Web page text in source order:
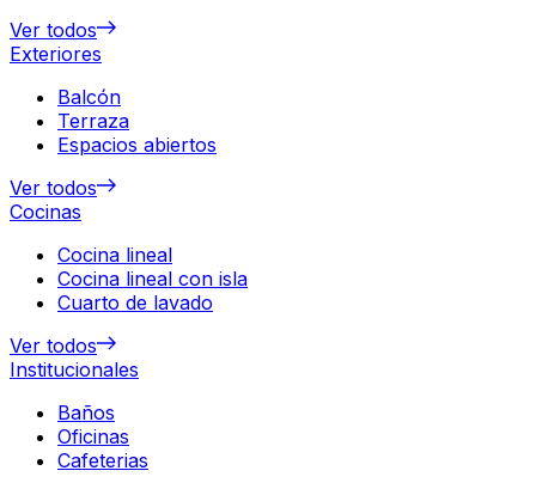
Ver todos
Exteriores
Balcón
Terraza
Espacios abiertos
Ver todos
Cocinas
Cocina lineal
Cocina lineal con isla
Cuarto de lavado
Ver todos
Institucionales
Baños
Oficinas
Cafeterias